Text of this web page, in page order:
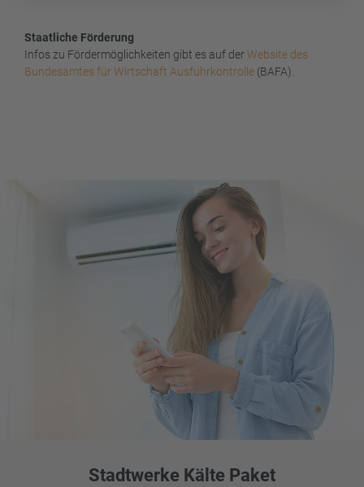
Staatliche Förderung
Infos zu Fördermöglichkeiten gibt es auf derWebsite des
Bundesamtes für Wirtschaft Ausfuhrkontrolle (BAFA).
Stadtwerke Kälte Paket